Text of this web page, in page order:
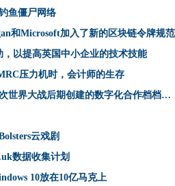
鱼僵尸网络
和Microsoft加入了新的区块链令牌规范
，以提高英国中小企业的技术技能
压力机时，会计师的生存
界大战后期创建的数字化合作档档案馆
云戏剧
数据收集计划
10放在10亿马克上